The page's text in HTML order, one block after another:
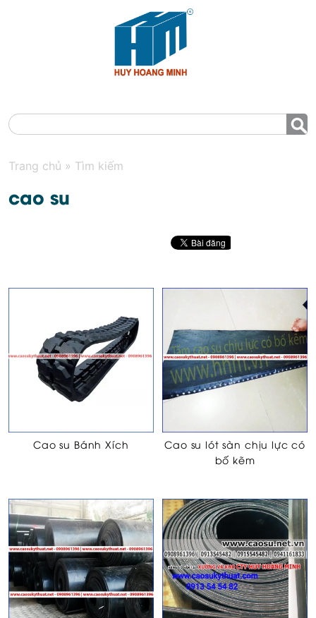
Trang chủ » Tìm kiếm
cao su
Cao su Bánh Xích
Cao su lót sàn chịu lực có
bố kẽm